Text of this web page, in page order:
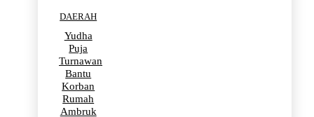
DAERAH
Yudha
Puja
Turnawan
Bantu
Korban
Rumah
Ambruk